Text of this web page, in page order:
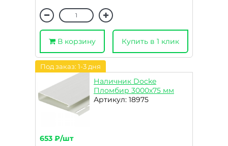
В корзину Купить в 1 клик
Под заказ: 1-3 дня
Наличник Docke
Пломбир 3000х75 мм
Артикул: 18975
653 ₽/шт